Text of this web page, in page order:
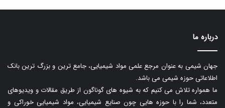
درباره ما
جهان شیمی به عنوان مرجع علمی مواد شیمیایی، جامع ترین و بزرگ ترین بانک
اطلاعاتی حوزه شیمی می باشد.
ما همواره تلاش می کنیم که به شیوه های گوناگون از طریق مقالات و ویدیوهای
متعدد، شما را با حوزه هایی چون صنایع شیمیایی، مواد شیمیایی خوراکی و